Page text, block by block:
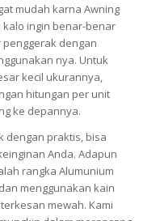
mudah karna Awning
kalo ingin benar-benar
dengan
nya. Untuk
kecil ukurannya,
hitungan per unit
ke depannya.
dengan praktis, bisa
Anda. Adapun
rangka Alumunium
menggunakan kain
mewah. Kami